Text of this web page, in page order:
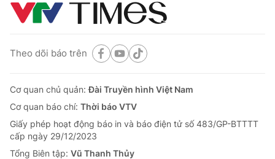
Theo dõi báo trên
Cơ quan chủ quản:Đài Truyền hình Việt Nam
Cơ quan báo chí: Thời báo VTV
Giấy phép hoạt động báo in và báo điện tử số 483/GP-BTTTT
cấp ngày 29/12/2023
Tổng Biên tập: Vũ Thanh Thủy